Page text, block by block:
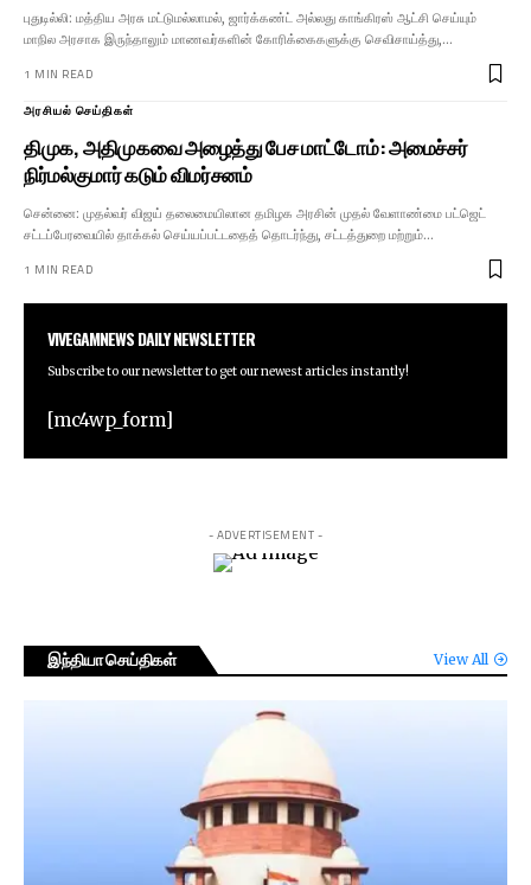
புதுடில்லி: மத்திய அரசு மட்டுமல்லாமல், ஜார்க்கண்ட் அல்லது காங்கிரஸ் ஆட்சி செய்யும்
மாநில அரசாக இருந்தாலும் மாணவர்களின் கோரிக்கைகளுக்கு செவிசாய்த்து,…
1 MIN READ
அரசியல் செய்திகள்
திமுக, அதிமுகவை அழைத்து பேச மாட்டோம்: அமைச்சர்
நிர்மல்குமார் கடும் விமர்சனம்
சென்னை: முதல்வர் விஜய் தலைமையிலான தமிழக அரசின் முதல் வேளாண்மை பட்ஜெட்
சட்டப்பேரவையில் தாக்கல் செய்யப்பட்டதைத் தொடர்ந்து, சட்டத்துறை மற்றும்…
1 MIN READ
VIVEGAMNEWS DAILY NEWSLETTER
Subscribe to our newsletter to get our newest articles instantly!
[mc4wp_form]
- ADVERTISEMENT -
இந்தியா செய்திகள் View All